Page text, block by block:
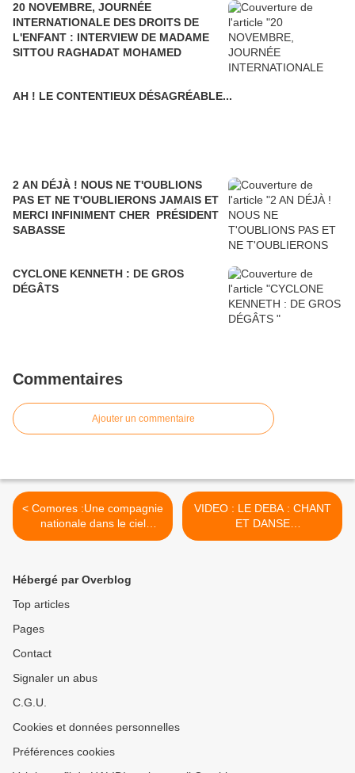
20 NOVEMBRE, JOURNÉE
INTERNATIONALE DES DROITS DE
L'ENFANT : INTERVIEW DE MADAME
SITTOU RAGHADAT MOHAMED
AH ! LE CONTENTIEUX DÉSAGRÉABLE...
2 AN DÉJÀ ! NOUS NE T'OUBLIONS
PAS ET NE T'OUBLIERONS JAMAIS ET
MERCI INFINIMENT CHER PRÉSIDENT
SABASSE
CYCLONE KENNETH : DE GROS
DÉGÂTS
Commentaires
Ajouter un commentaire
< Comores :Une compagnie
nationale dans le ciel
comorien avant fin 2008
VIDEO : LE DEBA : CHANT
ET DANSE
TRADITIONNELS DU MOIS
Hébergé par Overblog
Top articles
Pages
Contact
Signaler un abus
C.G.U.
Cookies et données personnelles
Préférences cookies